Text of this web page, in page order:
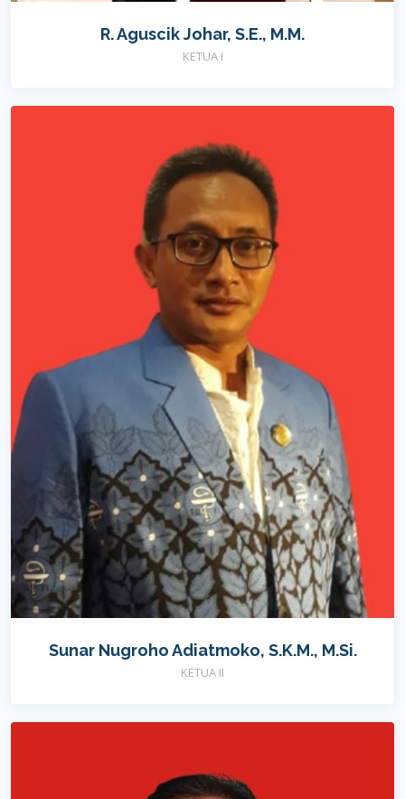
R. Aguscik Johar, S.E., M.M.
KETUA I
Sunar Nugroho Adiatmoko, S.K.M., M.Si.
KETUA II